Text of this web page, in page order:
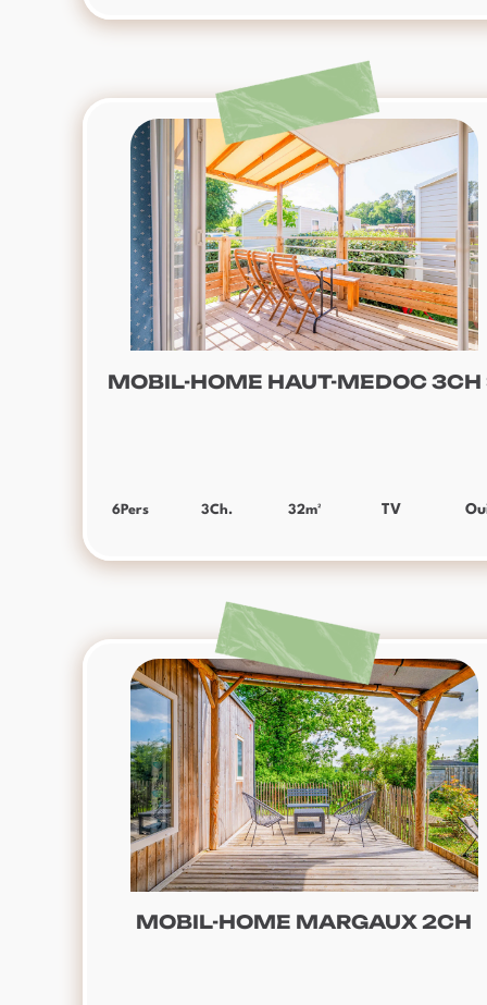
MOBIL-HOME HAUT-MEDOC 3CH
6Pers 3Ch. 32m² TV
MOBIL-HOME MARGAUX 2CH